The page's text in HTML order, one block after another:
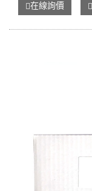
在線詢價